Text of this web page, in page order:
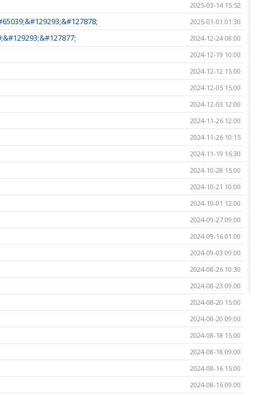
2025-03-14 15:52
2025-01-01 01:30
2024-12-24 08:00
2024-12-19 10:00
2024-12-12 15:00
2024-12-05 15:00
2024-12-03 12:00
2024-11-26 12:00
2024-11-26 10:15
2024-11-19 16:30
2024-10-28 15:00
2024-10-21 10:00
2024-10-01 12:00
2024-09-27 09:00
2024-09-16 01:00
2024-09-03 09:00
2024-08-26 10:30
2024-08-23 09:00
2024-08-20 15:00
2024-08-20 09:00
2024-08-18 15:00
2024-08-18 09:00
2024-08-16 15:00
2024-08-16 09:00